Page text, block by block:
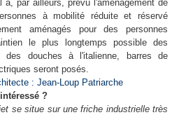
a, par ailleurs, prévu l'aménagement de
à mobilité réduite et réservé
aménagés pour des personnes
le plus longtemps possible des
des douches à l'italienne, barres de
seront posés.
: Jean-Loup Patriarche
?
se situe sur une friche industrielle très